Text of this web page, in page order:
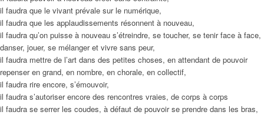
il faudra que le vivant prévale sur le numérique,
il faudra que les applaudissements résonnent à nouveau,
il faudra qu’on puisse à nouveau s’étreindre, se toucher, se tenir face à face,
danser, jouer, se mélanger et vivre sans peur,
il faudra mettre de l’art dans des petites choses, en attendant de pouvoir
repenser en grand, en nombre, en chorale, en collectif,
il faudra rire encore, s’émouvoir,
il faudra s’autoriser encore des rencontres vraies, de corps à corps
il faudra se serrer les coudes, à défaut de pouvoir se prendre dans les bras,